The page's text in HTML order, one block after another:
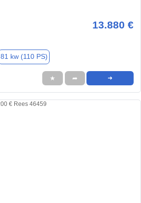
13.880 €
81 kw (110 PS)
★ ➦ ➜